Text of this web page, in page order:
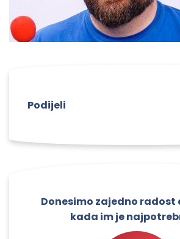
Podijeli
Donesimo zajedno radost
kada im je